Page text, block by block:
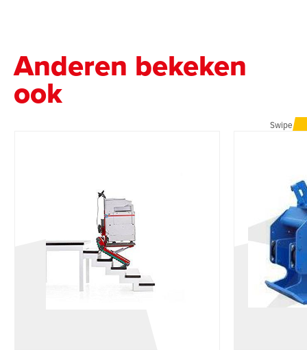
Anderen bekeken
ook
Swipe